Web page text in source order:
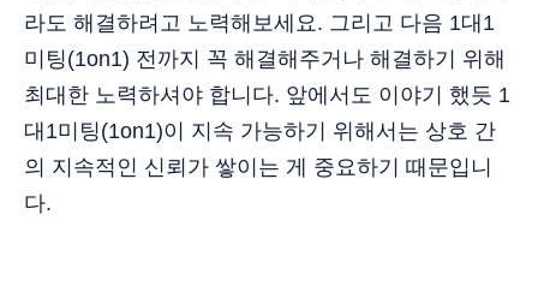
라도 해결하려고 노력해보세요. 그리고 다음 1대1
미팅(1on1) 전까지 꼭 해결해주거나 해결하기 위해
최대한 노력하셔야 합니다. 앞에서도 이야기 했듯 1
대1미팅(1on1)이 지속 가능하기 위해서는 상호 간
의 지속적인 신뢰가 쌓이는 게 중요하기 때문입니
다.